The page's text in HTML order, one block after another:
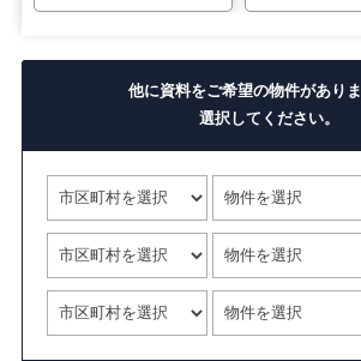
他に資料をご希望の物件があり
選択してください。